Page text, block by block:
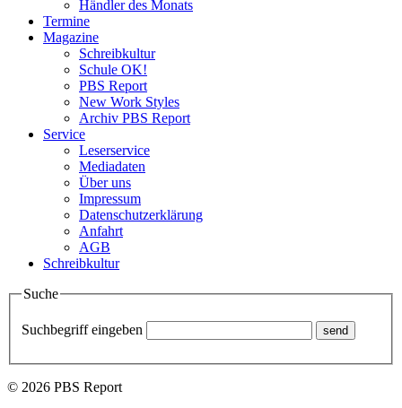
Händler des Monats
Termine
Magazine
Schreibkultur
Schule OK!
PBS Report
New Work Styles
Archiv PBS Report
Service
Leserservice
Mediadaten
Über uns
Impressum
Datenschutzerklärung
Anfahrt
AGB
Schreibkultur
Suche
Suchbegriff eingeben
© 2026 PBS Report